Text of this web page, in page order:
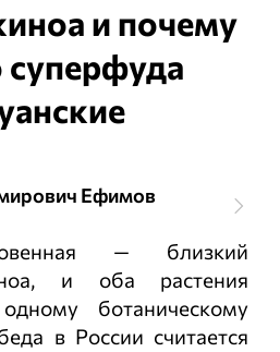
и почему
суперфуда
Ефимов
— близкий
и оба растения
ботаническому
в России считается